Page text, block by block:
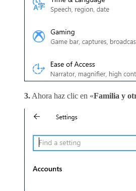
3. Ahora haz clic en «Familia y